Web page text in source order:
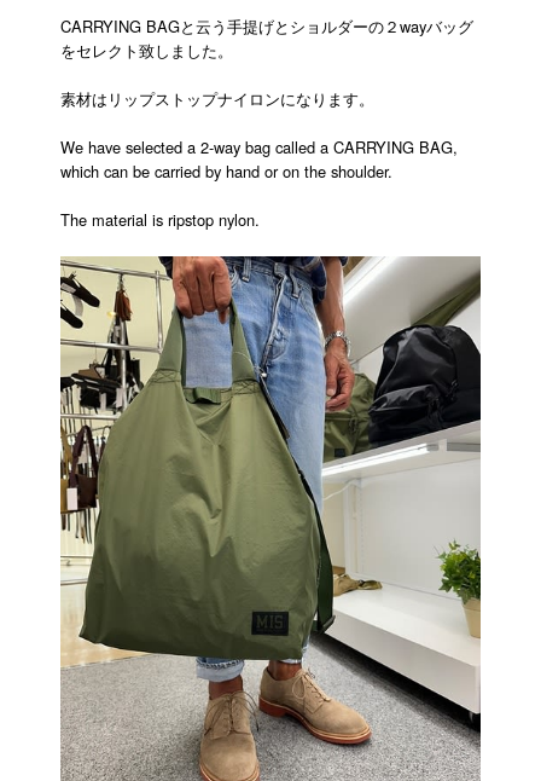
CARRYING BAGと云う手提げとショルダーの２wayバッグ
をセレクト致しました。
素材はリップストップナイロンになります。
We have selected a 2-way bag called a CARRYING BAG,
which can be carried by hand or on the shoulder.
The material is ripstop nylon.